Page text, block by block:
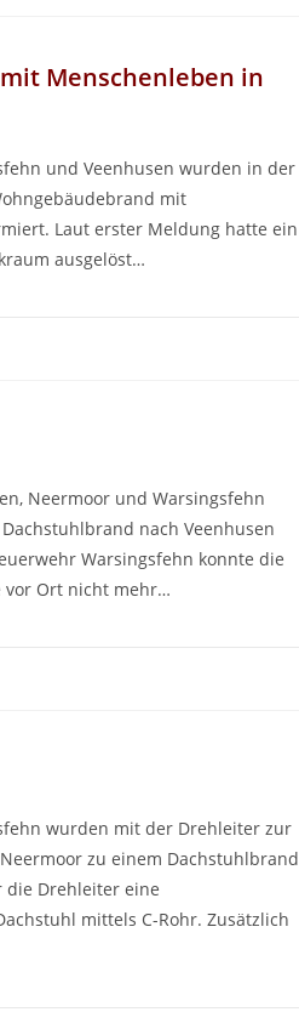
Menschenleben in
und Veenhusen wurden in der
mit
Laut erster Meldung hatte ein
ausgelöst…
Neermoor und Warsingsfehn
nach Veenhusen
Warsingsfehn konnte die
vor Ort nicht mehr…
wurden mit der Drehleiter zur
zu einem Dachstuhlbrand
Drehleiter eine
mittels C-Rohr. Zusätzlich